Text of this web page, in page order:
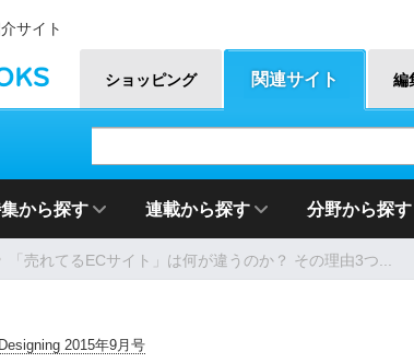
サイト
マイナビBOOKS
ショッピング 関連サイト 編
から探す 連載から探す 分野から探す
「売れてるECサイト」は何が違うのか？ その理由3つ...
2015年9月号